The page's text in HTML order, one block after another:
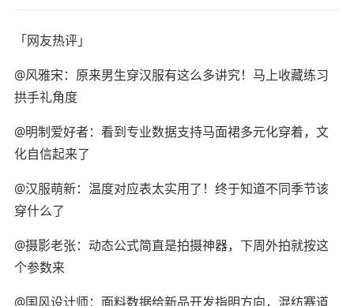
「网友热评」
@风雅宋：原来男生穿汉服有这么多讲究！马上收藏练习
拱手礼角度
@明制爱好者：看到专业数据支持马面裙多元化穿着，文
化自信起来了
@汉服萌新：温度对应表太实用了！终于知道不同季节该
穿什么了
@摄影老张：动态公式简直是拍摄神器，下周外拍就按这
个参数来
@国风设计师：面料数据给新品开发指明方向，混纺赛道